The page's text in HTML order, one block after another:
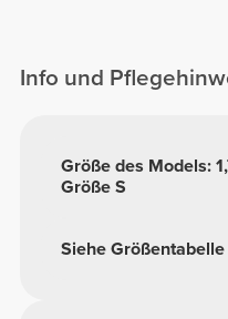
Info und
Siehe
Größe des Models:
Größe S